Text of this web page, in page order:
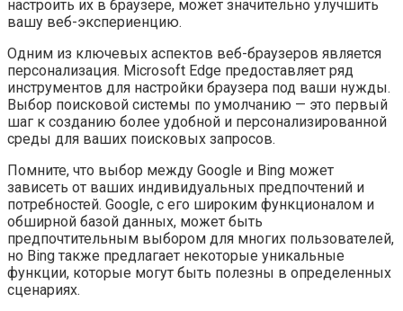
настроить их в браузере, может значительно улучшить
вашу веб-экспериенцию.
Одним из ключевых аспектов веб-браузеров является
персонализация. Microsoft Edge предоставляет ряд
инструментов для настройки браузера под ваши нужды.
Выбор поисковой системы по умолчанию — это первый
шаг к созданию более удобной и персонализированной
среды для ваших поисковых запросов.
Помните, что выбор между Google и Bing может
зависеть от ваших индивидуальных предпочтений и
потребностей. Google, с его широким функционалом и
обширной базой данных, может быть
предпочтительным выбором для многих пользователей,
но Bing также предлагает некоторые уникальные
функции, которые могут быть полезны в определенных
сценариях.